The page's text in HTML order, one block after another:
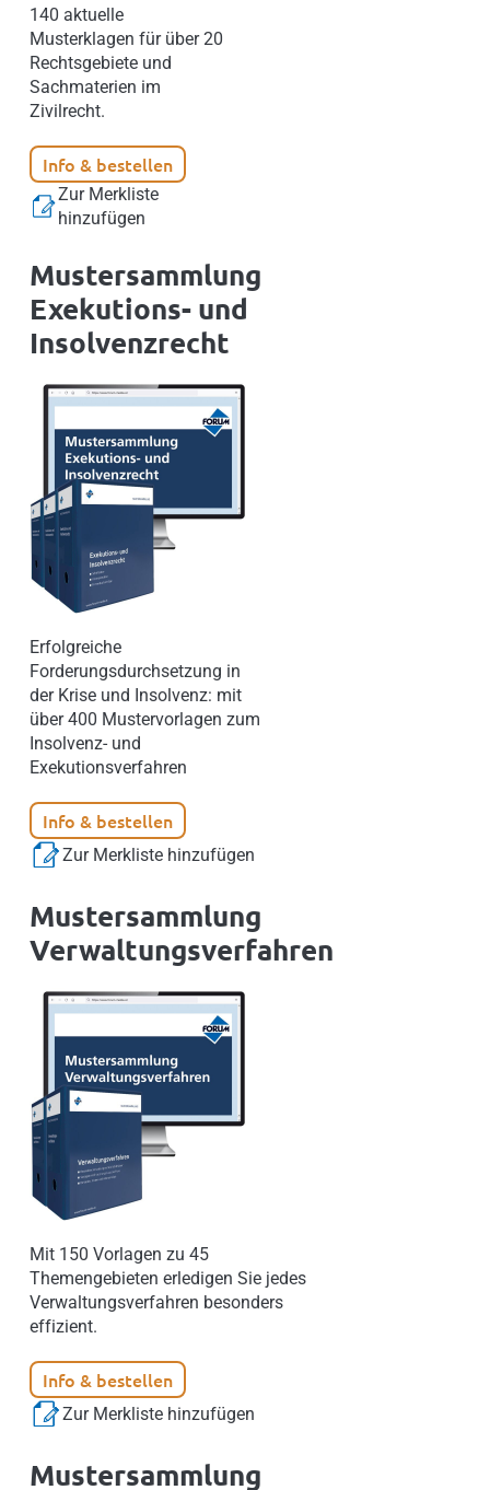
140 aktuelle
Musterklagen für über 20
Rechtsgebiete und
Sachmaterien im
Zivilrecht.
Info & bestellen
Zur Merkliste
hinzufügen
Mustersammlung
Exekutions- und
Insolvenzrecht
Erfolgreiche
Forderungsdurchsetzung in
der Krise und Insolvenz: mit
über 400 Mustervorlagen zum
Insolvenz- und
Exekutionsverfahren
Info & bestellen
Zur Merkliste hinzufügen
Mustersammlung
Verwaltungsverfahren
Mit 150 Vorlagen zu 45
Themengebieten erledigen Sie jedes
Verwaltungsverfahren besonders
effizient.
Info & bestellen
Zur Merkliste hinzufügen
Mustersammlung